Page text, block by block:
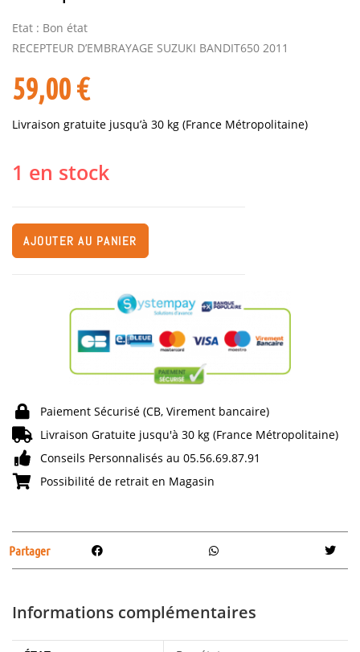
Etat : Bon état
RECEPTEUR D’EMBRAYAGE SUZUKI BANDIT650 2011
59,00€
Livraison gratuite jusqu’à 30 kg (France Métropolitaine)
1 en stock
AJOUTER AU PANIER
Paiement Sécurisé (CB, Virement bancaire)
Livraison Gratuite jusqu'à 30 kg (France Métropolitaine)
Conseils Personnalisés au 05.56.69.87.91
Possibilité de retrait en Magasin
Partager
Informations complémentaires